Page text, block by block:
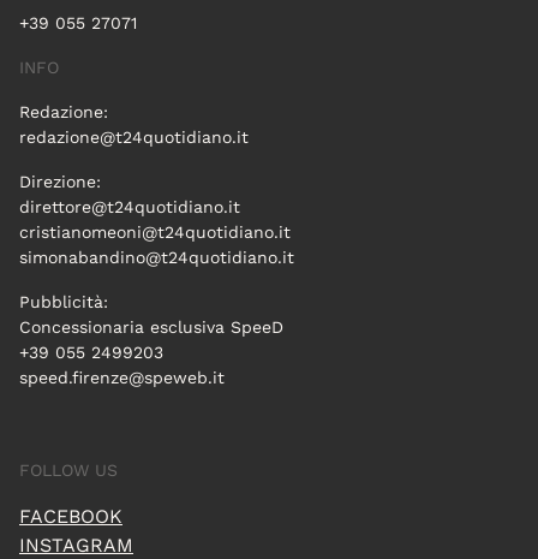
+39 055 27071
INFO
Redazione:
redazione@t24quotidiano.it
Direzione:
direttore@t24quotidiano.it
cristianomeoni@t24quotidiano.it
simonabandino@t24quotidiano.it
Pubblicità:
Concessionaria esclusiva SpeeD
+39 055 2499203
speed.firenze@speweb.it
FOLLOW US
FACEBOOK
INSTAGRAM